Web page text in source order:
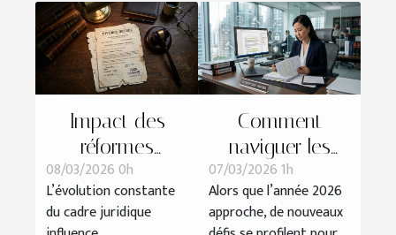
Impact des
réformes
récentes sur les
procédures de
divorce
08/03/2026 0h
L’évolution constante
du cadre juridique
Comment
naviguer les
changements
légaux des
contrats de
07/03/2026 1h
Alors que l’année 2026
approche, de nouveaux